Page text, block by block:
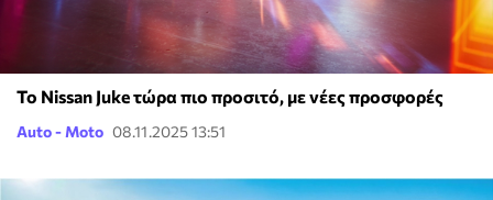
Το Nissan Juke τώρα πιο προσιτό, με νέες προσφορές
Auto - Moto 08.11.2025 13:51